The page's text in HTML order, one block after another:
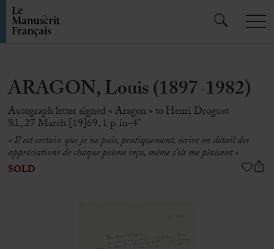
ARAGON, Louis (1897-1982)
Autograph letter signed « Aragon » to Henri Droguet
S.l., 27 March [19]69, 1 p. in-4°
« Il est certain que je ne puis, pratiquement, écrire en détail des
appréciations de chaque poème reçu, même s’ils me plaisent »
SOLD